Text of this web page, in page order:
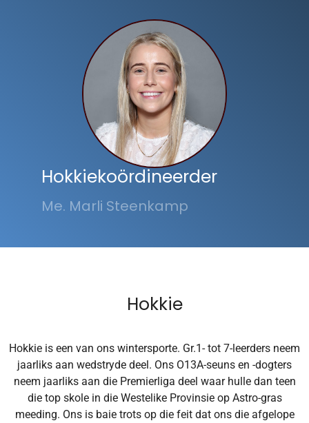
Hokkiekoördineerder
Me. Marli Steenkamp
Hokkie
Hokkie is een van ons wintersporte. Gr.1- tot 7-leerders neem
jaarliks aan wedstryde deel. Ons O13A-seuns en -dogters
neem jaarliks aan die Premierliga deel waar hulle dan teen
die top skole in die Westelike Provinsie op Astro-gras
meeding. Ons is baie trots op die feit dat ons die afgelope